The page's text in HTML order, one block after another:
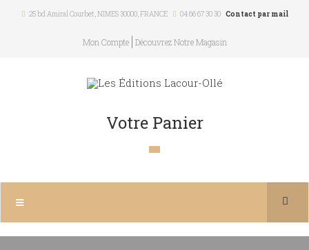
25 bd Amiral Courbet, NIMES 30000,FRANCE 04 66 67 30 30 Contact par mail
Mon Compte Découvrez Notre Magasin
Votre Panier